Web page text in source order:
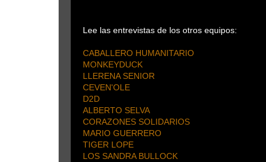
Lee las entrevistas de los otros equipos:
CABALLERO HUMANITARIO
MONKEYDUCK
LLERENA SENIOR
CEVEN'OLE
D2D
ALBERTO SELVA
CORAZONES SOLIDARIOS
MARIO GUERRERO
TIGER LOPE
LOS SANDRA BULLOCK